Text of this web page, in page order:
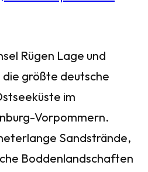
Rügen Lage und
größte deutsche
im
Vorpommern.
Sandstrände,
Boddenlandschaften